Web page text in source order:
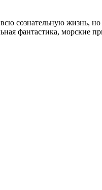
сознательную жизнь,
фантастика, морские